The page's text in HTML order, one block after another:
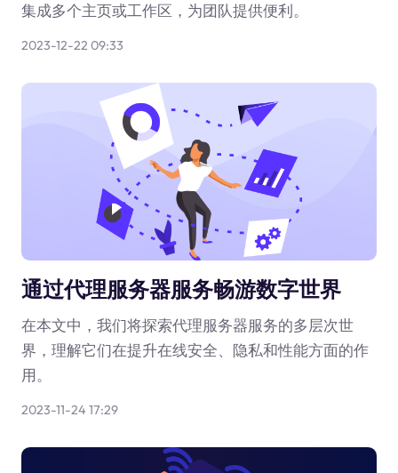
集成多个主页或工作区，为团队提供便利。
2023-12-22 09:33
通过代理服务器服务畅游数字世界
在本文中，我们将探索代理服务器服务的多层次世
界，理解它们在提升在线安全、隐私和性能方面的作
用。
2023-11-24 17:29